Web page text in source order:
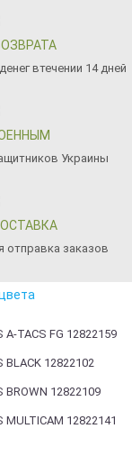
втечении 14 дней
Украины
отправка заказов